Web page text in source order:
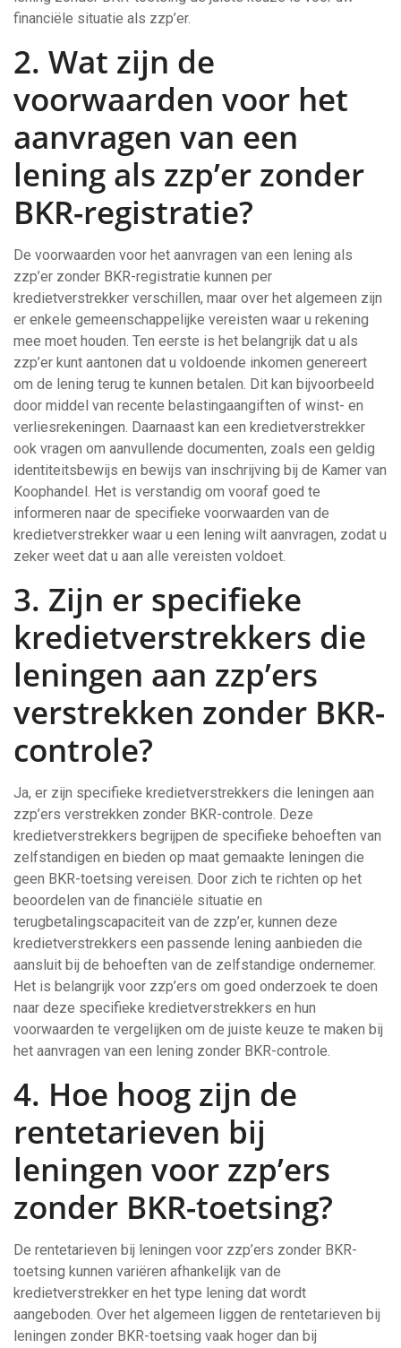
financiële situatie als zzp’er.
2. Wat zijn de
voorwaarden voor het
aanvragen van een
lening als zzp’er zonder
BKR-registratie?
De voorwaarden voor het aanvragen van een lening als
zzp’er zonder BKR-registratie kunnen per
kredietverstrekker verschillen, maar over het algemeen zijn
er enkele gemeenschappelijke vereisten waar u rekening
mee moet houden. Ten eerste is het belangrijk dat u als
zzp’er kunt aantonen dat u voldoende inkomen genereert
om de lening terug te kunnen betalen. Dit kan bijvoorbeeld
door middel van recente belastingaangiften of winst- en
verliesrekeningen. Daarnaast kan een kredietverstrekker
ook vragen om aanvullende documenten, zoals een geldig
identiteitsbewijs en bewijs van inschrijving bij de Kamer van
Koophandel. Het is verstandig om vooraf goed te
informeren naar de specifieke voorwaarden van de
kredietverstrekker waar u een lening wilt aanvragen, zodat u
zeker weet dat u aan alle vereisten voldoet.
3. Zijn er specifieke
kredietverstrekkers die
leningen aan zzp’ers
verstrekken zonder BKR-
controle?
Ja, er zijn specifieke kredietverstrekkers die leningen aan
zzp’ers verstrekken zonder BKR-controle. Deze
kredietverstrekkers begrijpen de specifieke behoeften van
zelfstandigen en bieden op maat gemaakte leningen die
geen BKR-toetsing vereisen. Door zich te richten op het
beoordelen van de financiële situatie en
terugbetalingscapaciteit van de zzp’er, kunnen deze
kredietverstrekkers een passende lening aanbieden die
aansluit bij de behoeften van de zelfstandige ondernemer.
Het is belangrijk voor zzp’ers om goed onderzoek te doen
naar deze specifieke kredietverstrekkers en hun
voorwaarden te vergelijken om de juiste keuze te maken bij
het aanvragen van een lening zonder BKR-controle.
4. Hoe hoog zijn de
rentetarieven bij
leningen voor zzp’ers
zonder BKR-toetsing?
De rentetarieven bij leningen voor zzp’ers zonder BKR-
toetsing kunnen variëren afhankelijk van de
kredietverstrekker en het type lening dat wordt
aangeboden. Over het algemeen liggen de rentetarieven bij
leningen zonder BKR-toetsing vaak hoger dan bij